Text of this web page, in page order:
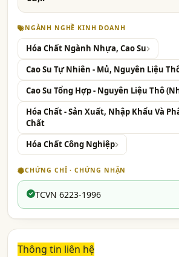
NGÀNH NGHỀ KINH DOANH
Hóa Chất Ngành Nhựa, Cao Su
Cao Su Tự Nhiên - Mủ, Nguyên Liệu
Cao Su Tổng Hợp - Nguyên Liệu Thô
Hóa Chất - Sản Xuất, Nhập Khẩu Và
Chất
Hóa Chất Công Nghiệp
CHỨNG CHỈ · CHỨNG NHẬN
TCVN 6223-1996
Thông tin liên hệ